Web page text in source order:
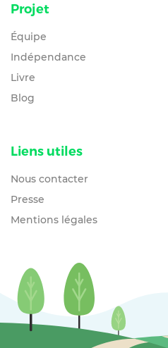
Projet
Équipe
Indépendance
Livre
Blog
Liens utiles
Nous contacter
Presse
Mentions légales